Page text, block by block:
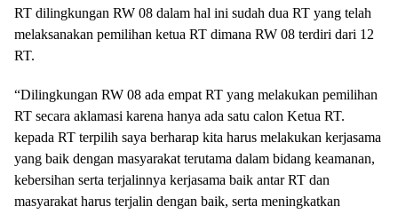
RT dilingkungan RW 08 dalam hal ini sudah dua RT yang telah
melaksanakan pemilihan ketua RT dimana RW 08 terdiri dari 12
RT.
“Dilingkungan RW 08 ada empat RT yang melakukan pemilihan
RT secara aklamasi karena hanya ada satu calon Ketua RT.
kepada RT terpilih saya berharap kita harus melakukan kerjasama
yang baik dengan masyarakat terutama dalam bidang keamanan,
kebersihan serta terjalinnya kerjasama baik antar RT dan
masyarakat harus terjalin dengan baik, serta meningkatkan